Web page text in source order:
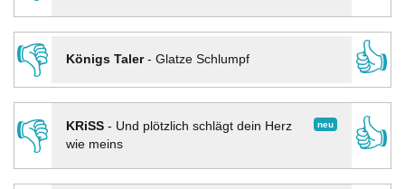
👎
Königs Taler- Glatze Schlumpf
👍
👎
neu
KRiSS- Und plötzlich schlägt dein Herz
wie meins
👍